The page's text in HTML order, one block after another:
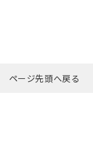
ページ先頭へ戻る